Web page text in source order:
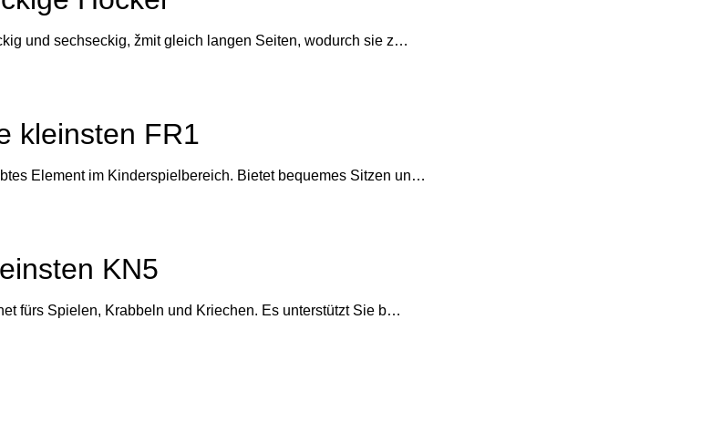
und sechseckig, žmit gleich langen Seiten, wodurch sie z…
kleinsten FR1
Element im Kinderspielbereich. Bietet bequemes Sitzen un…
KN5
fürs Spielen, Krabbeln und Kriechen. Es unterstützt Sie b…